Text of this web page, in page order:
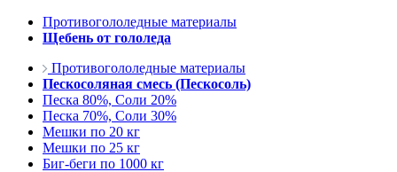
Противогололедные материалы
Щебень от гололеда
Противогололедные материалы
Пескосоляная смесь (Пескосоль)
Песка 80%, Соли 20%
Песка 70%, Соли 30%
Мешки по 20 кг
Мешки по 25 кг
Биг-беги по 1000 кг